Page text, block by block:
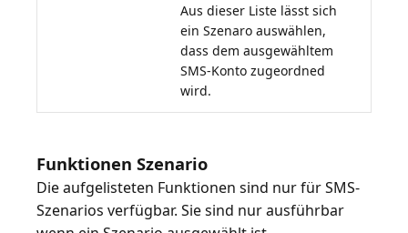
Aus dieser Liste lässt sich
ein Szenaro auswählen,
dass dem ausgewähltem
SMS-Konto zugeordned
wird.
Funktionen Szenario
Die aufgelisteten Funktionen sind nur für SMS-
Szenarios verfügbar. Sie sind nur ausführbar